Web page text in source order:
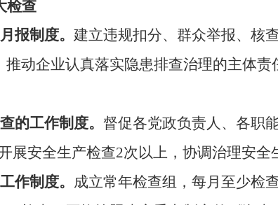
检查
报制度。 建立违规扣分、群众举报、核
动企业认真落实隐患排查治理的主体
的工作制度。 督促各党政负责人、各职
展安全生产检查2次以上，协调治理安全
作制度。 成立常年检查组，每月至少检